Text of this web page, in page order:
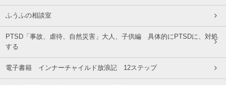
ふうふの相談室
PTSD「事故、虐待、自然災害」大人、子供編 具体的にPTSDに、対処
する
電子書籍 インナーチャイルド放浪記 12ステップ